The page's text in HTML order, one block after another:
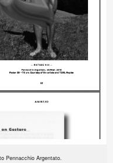
Pennacchio Argentato.